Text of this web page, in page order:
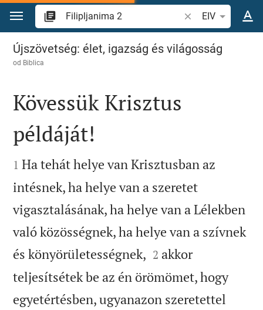
Skoči na sadržaj
Pretraži biblijski
EIV
Filipljanima 2
Újszövetség: élet, igazság és világosság
od Biblica

Kövessük Krisztus
példáját!

1 Ha tehát helye van Krisztusban az
intésnek, ha helye van a szeretet
vigasztalásának, ha helye van a Lélekben
való közösségnek, ha helye van a szívnek
és könyörületességnek, 

2 akkor
teljesítsétek be az én örömömet, hogy
egyetértésben, ugyanazon szeretettel